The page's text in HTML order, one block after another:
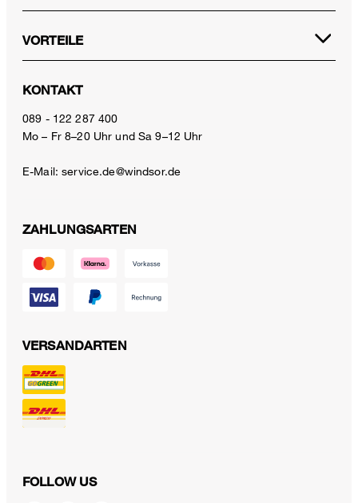
VORTEILE
KONTAKT
089 - 122 287 400
Mo – Fr 8–20 Uhr und Sa 9–12 Uhr
E-Mail:service.de@windsor.de
ZAHLUNGSARTEN
VERSANDARTEN
FOLLOW US